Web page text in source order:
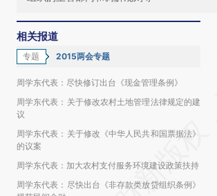
相关报道
专题 2015两会专题
周学东代表：尽快修订出台《现金管理条例》
周学东代表：关于修改农村土地管理法律规定的建
议
周学东代表：关于修改《中华人民共和国票据法》
的议案
周学东代表：加大农村支付服务环境建设政策扶持
周学东代表：尽快出台《非存款类放贷组织条例》